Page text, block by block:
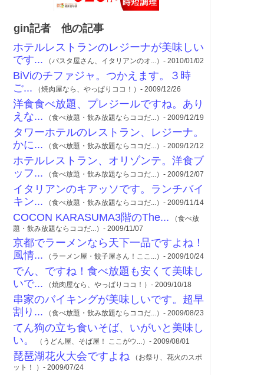
gin記者 他の記事
ホテルレストランのレジーナが美味しい
です... （パスタ屋さん、イタリアンのオ...）- 2010/01/02
BiViのチファジャ。つかえます。３時
ご... （焼肉屋なら、やっぱりココ！）- 2009/12/26
洋食食べ放題、プレジールですね。あり
えな... （食べ放題・飲み放題ならココだ...）- 2009/12/19
タワーホテルのレストラン、レジーナ。
かに... （食べ放題・飲み放題ならココだ...）- 2009/12/12
ホテルレストラン、オリゾンテ。洋食ブ
ッフ... （食べ放題・飲み放題ならココだ...）- 2009/12/07
イタリアンのキアッソです。ランチバイ
キン... （食べ放題・飲み放題ならココだ...）- 2009/11/14
COCON KARASUMA3階のThe... （食べ放
題・飲み放題ならココだ...）- 2009/11/07
京都でラーメンなら天下一品ですよね！
風情... （ラーメン屋・餃子屋さん！ここ...）- 2009/10/24
でん、ですね！食べ放題も安くて美味し
いで... （焼肉屋なら、やっぱりココ！）- 2009/10/18
串家のバイキングが美味しいです。超早
割り... （食べ放題・飲み放題ならココだ...）- 2009/08/23
てん狗の立ち食いそば、いがいと美味し
い。
（うどん屋、そば屋！ ここがウ...）- 2009/08/01
琵琶湖花火大会ですよね （お祭り、花火のスポ
ット！ ）- 2009/07/24